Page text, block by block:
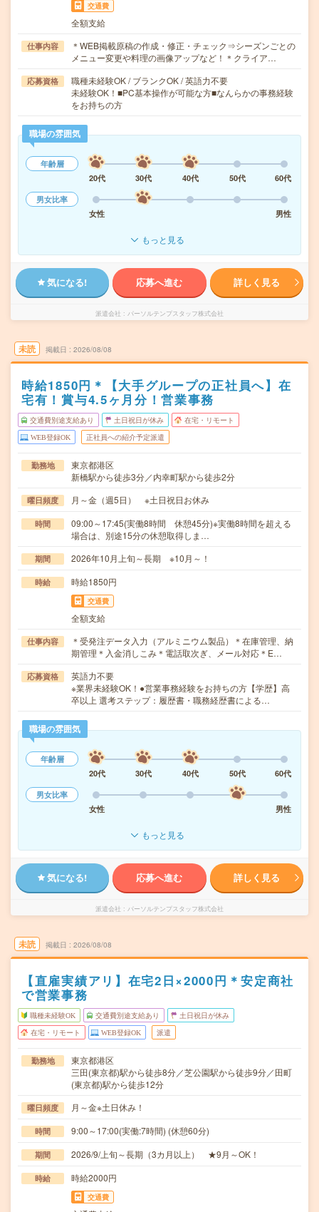
交通費
全額支給
仕事内容
＊WEB掲載原稿の作成・修正・チェック⇒シーズンごとの
メニュー変更や料理の画像アップなど！＊クライア…
応募資格
職種未経験OK / ブランクOK / 英語力不要
未経験OK！■PC基本操作が可能な方■なんらかの事務経験
をお持ちの方
職場の雰囲気
年齢層
20代
30代 40代 50代
60代
男女比率
女性
男性
もっと見る
気になる! 応募へ進む 詳しく見る
派遣会社 パーソルテンプスタッフ株式会社
未読 掲載日 2026/08/08
時給1850円＊【大手グループの正社員へ】在
宅有！賞与4.5ヶ月分！営業事務
交通費別途支給あり 土日祝日が休み 在宅・リモート
WEB登録OK 正社員への紹介予定派遣
勤務地
東京都港区
新橋駅から徒歩3分／内幸町駅から徒歩2分
曜日頻度 月～金（週5日） ※土日祝日お休み
時間
09:00～17:45(実働8時間 休憩45分)※実働8時間を超える
場合は、別途15分の休憩取得しま…
期間 2026年10月上旬～長期 ※10月～！
時給 時給1850円
交通費
全額支給
仕事内容
＊受発注データ入力（アルミニウム製品）＊在庫管理、納
期管理＊入金消しこみ＊電話取次ぎ、メール対応＊E…
応募資格
英語力不要
※業界未経験OK！●営業事務経験をお持ちの方【学歴】高
卒以上 選考ステップ：履歴書・職務経歴書による…
職場の雰囲気
年齢層
20代
30代 40代 50代
60代
男女比率
女性
男性
もっと見る
気になる! 応募へ進む 詳しく見る
派遣会社 パーソルテンプスタッフ株式会社
未読 掲載日 2026/08/08
【直雇実績アリ】在宅2日×2000円＊安定商社
で営業事務
職種未経験OK 交通費別途支給あり 土日祝日が休み
在宅・リモート WEB登録OK 派遣
勤務地
東京都港区
三田(東京都)駅から徒歩8分／芝公園駅から徒歩9分／田町
(東京都)駅から徒歩12分
曜日頻度 月～金※土日休み！
時間 9:00～17:00(実働:7時間) (休憩60分)
期間 2026/9/上旬～長期（3カ月以上） ★9月～OK！
時給 時給2000円
交通費